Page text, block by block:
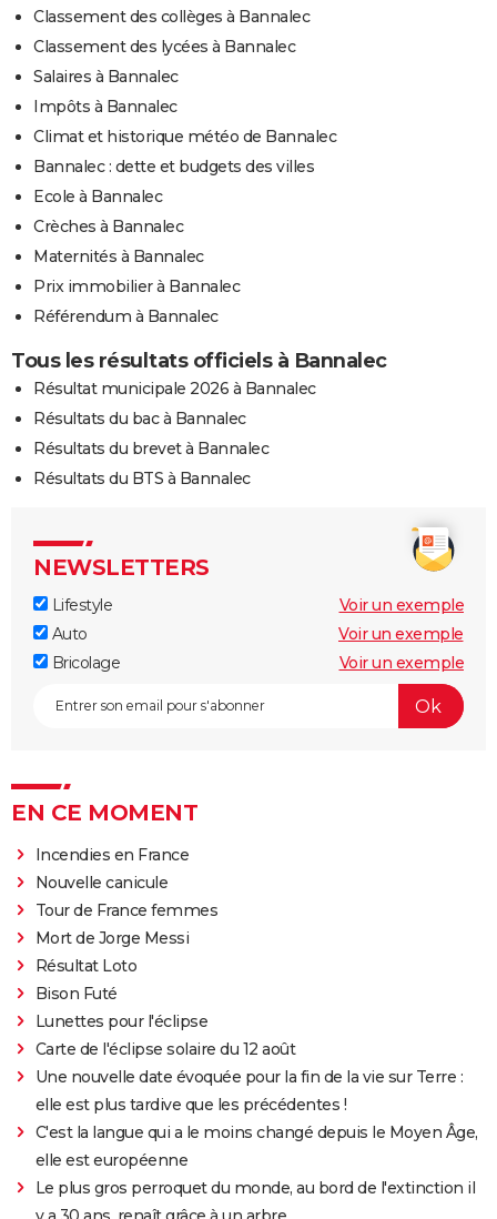
Classement des collèges à Bannalec
Classement des lycées à Bannalec
Salaires à Bannalec
Impôts à Bannalec
Climat et historique météo de Bannalec
Bannalec : dette et budgets des villes
Ecole à Bannalec
Crèches à Bannalec
Maternités à Bannalec
Prix immobilier à Bannalec
Référendum à Bannalec
Tous les résultats officiels à Bannalec
Résultat municipale 2026 à Bannalec
Résultats du bac à Bannalec
Résultats du brevet à Bannalec
Résultats du BTS à Bannalec
NEWSLETTERS
Lifestyle
Voir un exemple
Auto
Voir un exemple
Bricolage
Voir un exemple
EN CE MOMENT
Incendies en France
Nouvelle canicule
Tour de France femmes
Mort de Jorge Messi
Résultat Loto
Bison Futé
Lunettes pour l'éclipse
Carte de l'éclipse solaire du 12 août
Une nouvelle date évoquée pour la fin de la vie sur Terre :
elle est plus tardive que les précédentes !
C'est la langue qui a le moins changé depuis le Moyen Âge,
elle est européenne
Le plus gros perroquet du monde, au bord de l'extinction il